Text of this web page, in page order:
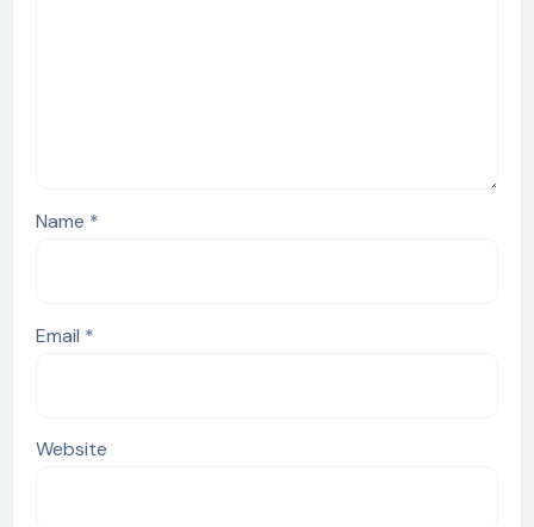
Name *
Email *
Website